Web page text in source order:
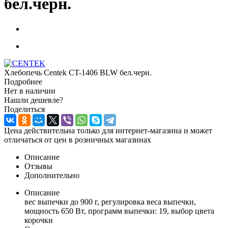
бел.черн.
Хлебопечь Centek CT-1406 BLW бел.черн.
Подробнее
Нет в наличии
Нашли дешевле?
Поделиться
Цена действительна только для интернет-магазина и может
отличаться от цен в розничных магазинах
Описание
Отзывы
Дополнительно
Описание
вес выпечки до 900 г, регулировка веса выпечки,
мощность 650 Вт, программ выпечки: 19, выбор цвета
корочки